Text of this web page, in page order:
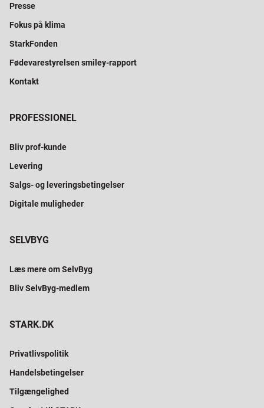
Presse
Fokus på klima
StarkFonden
Fødevarestyrelsen smiley-rapport
Kontakt
PROFESSIONEL
Bliv prof-kunde
Levering
Salgs- og leveringsbetingelser
Digitale muligheder
SELVBYG
Læs mere om SelvByg
Bliv SelvByg-medlem
STARK.DK
Privatlivspolitik
Handelsbetingelser
Tilgængelighed